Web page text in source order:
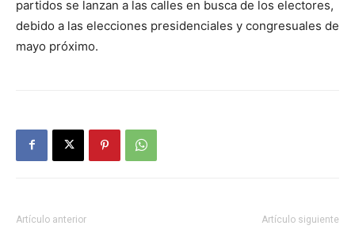
partidos se lanzan a las calles en busca de los electores,
debido a las elecciones presidenciales y congresuales de
mayo próximo.
Artículo anterior Artículo siguiente